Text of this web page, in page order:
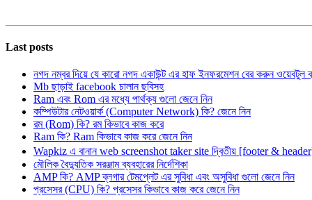
Last posts
নগদ নম্বর দিয়ে যে কারো নগদ একাউন্ট এর হাফ ইনফরমেশন বের করুন ওয়েবটুল
Mb ছাড়াই facebook চালান ছবিসহ
Ram এবং Rom এর মধ্যে পার্থক্য গুলো জেনে নিন
কম্পিউটার নেটওয়ার্ক (Computer Network) কি? জেনে নিন
রম (Rom) কি? রম কিভাবে কাজ করে
Ram কি? Ram কিভাবে কাজ করে জেনে নিন
Wapkiz এ বানান web screenshot taker site দ্বিতীয় [footer &
মৌলিক বৈদ্যুতিক সরঞ্জাম ব্যবহারের নির্দেশিকা
AMP কি? AMP ব্লগার টেমপ্লেট এর সুবিধা এবং অসুবিধা গুলো জেনে নিন
প্রসেসর (CPU) কি? প্রসেসর কিভাবে কাজ করে জেনে নিন